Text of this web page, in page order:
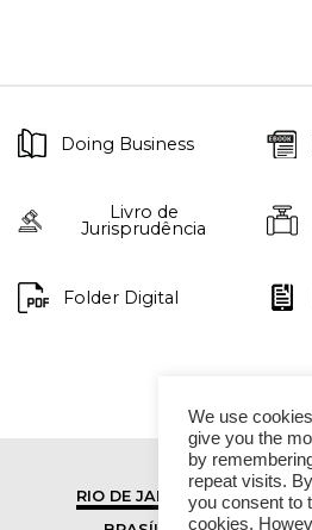
Doing Business
Livro de
Jurisprudência
Folder Digital
RIO DE JANEIRO
We use
give you the
by
repeat visits.
you consent to
cookies.